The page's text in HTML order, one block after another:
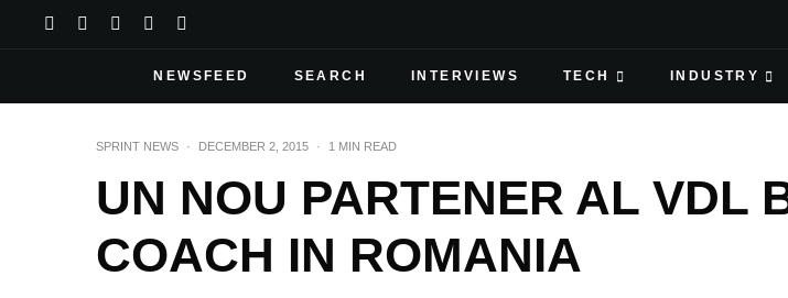
NEWSFEED SEARCH INTERVIEWS TECH INDUSTRY
SPRINT NEWS · DECEMBER 2, 2015 · 1 MIN READ
UN NOU PARTENER AL VDL
COACH IN ROMANIA